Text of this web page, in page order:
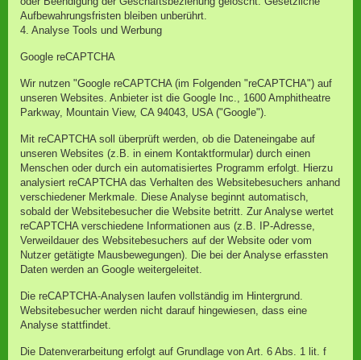
Aufbewahrungsfristen bleiben unberührt.
4. Analyse Tools und Werbung
Google reCAPTCHA
Wir nutzen "Google reCAPTCHA (im Folgenden "reCAPTCHA") auf
unseren Websites. Anbieter ist die Google Inc., 1600 Amphitheatre
Parkway, Mountain View, CA 94043, USA ("Google").
Mit reCAPTCHA soll überprüft werden, ob die Dateneingabe auf
unseren Websites (z.B. in einem Kontaktformular) durch einen
Menschen oder durch ein automatisiertes Programm erfolgt. Hierzu
analysiert reCAPTCHA das Verhalten des Websitebesuchers anhand
verschiedener Merkmale. Diese Analyse beginnt automatisch,
sobald der Websitebesucher die Website betritt. Zur Analyse wertet
reCAPTCHA verschiedene Informationen aus (z.B. IP-Adresse,
Verweildauer des Websitebesuchers auf der Website oder vom
Nutzer getätigte Mausbewegungen). Die bei der Analyse erfassten
Daten werden an Google weitergeleitet.
Die reCAPTCHA-Analysen laufen vollständig im Hintergrund.
Websitebesucher werden nicht darauf hingewiesen, dass eine
Analyse stattfindet.
Die Datenverarbeitung erfolgt auf Grundlage von Art. 6 Abs. 1 lit. f